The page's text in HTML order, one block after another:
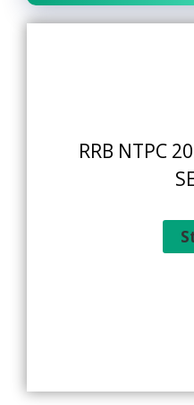
RRB NTPC